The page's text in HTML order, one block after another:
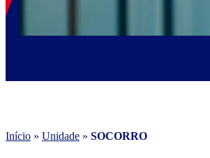
Início » Unidade » SOCORRO